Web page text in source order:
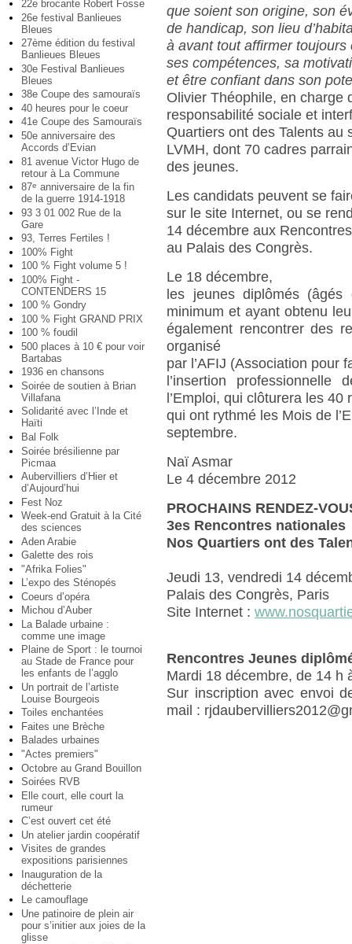
22e brocante Robert Fosse
26e festival Banlieues
Bleues
27ème édition du festival
Banlieues Bleues
30e Festival Banlieues
Bleues
38e Coupe des samouraïs
40 heures pour le coeur
41e Coupe des Samouraïs
50e anniversaire des
Accords d’Evian
81 avenue Victor Hugo de
retour à La Commune
87e anniversaire de la fin
de la guerre 1914-1918
93 3 01 002 Rue de la
Gare
93, Terres Fertiles !
100% Fight
100 % Fight volume 5 !
100% Fight -
CONTENDERS 15
100 % Gondry
100 % Fight GRAND PRIX
100 % foudil
500 places à 10 € pour voir
Bartabas
1936 en chansons
Soirée de soutien à Brian
Villafana
Solidarité avec l’Inde et
Haïti
Bal Folk
Soirée brésilienne par
Picmaa
Aubervilliers d’Hier et
d’Aujourd’hui
Fest Noz
Week-end Gratuit à la Cité
des sciences
Aden Arabie
Galette des rois
"Afrika Folies"
L’expo des Sténopés
Coeurs d’opéra
Michou d’Auber
La Balade urbaine :
comme une image
Plaine de Sport : le tournoi
au Stade de France pour
les enfants de l’agglo
Un portrait de l’artiste
Louise Bourgeois
Toiles enchantées
Faites une Brèche
Balades urbaines
"Actes premiers"
Octobre au Grand Bouillon
Soirées RVB
Elle court, elle court la
rumeur
C’est ouvert cet été
Un atelier jardin coopératif
Visites de grandes
expositions parisiennes
Inauguration de la
déchetterie
Le camouflage
Une patinoire de plein air
pour s’initier aux joies de la
glisse
que soient son origine, son
de handicap, son lieu
à avant tout affirmer toujours
ses compétences, sa
et être confiant dans son
Olivier Théophile, en charge
responsabilité sociale et
Quartiers ont des Talents au
LVMH, dont 70 cadres
des jeunes.
Les candidats peuvent se
sur le site Internet, ou se
14 décembre aux
au Palais des Congrès.
Le 18 décembre,
les jeunes diplômés
minimum et ayant obtenu
également rencontrer des
organisé
par l’AFIJ (Association pour
l’insertion
l’Emploi, qui clôturera les 40
qui ont rythmé les Mois de
septembre.
Naï Asmar
Le 4 décembre 2012
PROCHAINS RENDEZ-
3es Rencontres nationales
Nos Quartiers ont des
Jeudi 13, vendredi 14
Palais des Congrès, Paris
Site Internet :
Rencontres Jeunes
Mardi 18 décembre, de 14 h
Sur inscription avec envoi
mail :